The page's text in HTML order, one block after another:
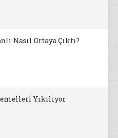
Nasıl Ortaya Çıktı?
Yıkılıyor